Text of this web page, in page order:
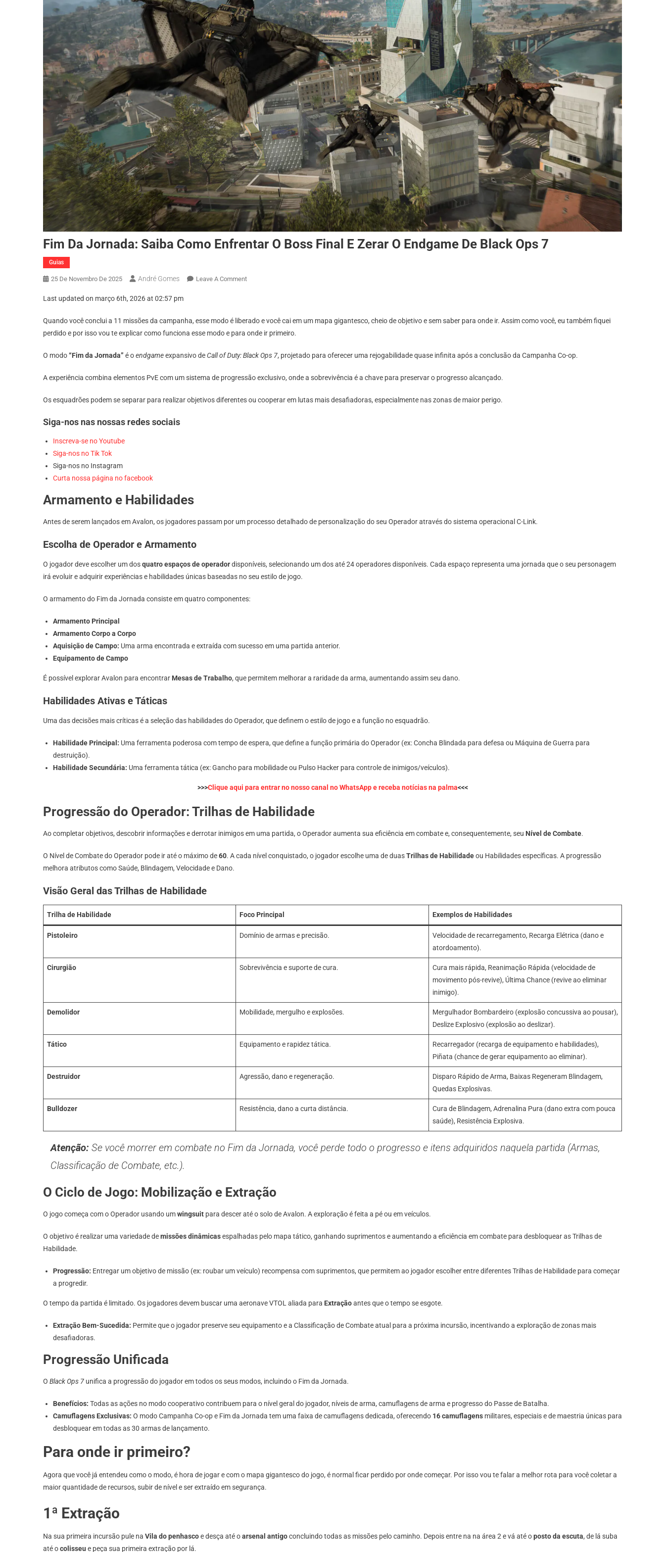
Fim Da Jornada: Saiba Como Enfrentar O Boss Final E Zerar O Endgame De Black Ops 7
Guias
25 De Novembro De 2025 André Gomes Leave A CommentOn
Saiba
Como
O
Final
Zerar
Last updated on março 6th, 2026 at 02:57 pm
Quando você conclui a 11 missões da campanha, esse modo é liberado e você cai em um mapa gigantesco, cheio de objetivo e sem saber para onde ir. Assim como você, eu também fiquei
perdido e por isso vou te explicar como funciona esse modo e para onde ir primeiro.
O modo“Fim da Jornada” é oendgameexpansivo deCall of Duty: Black Ops 7, projetado para oferecer uma rejogabilidade quase infinita após a conclusão da Campanha Co-op.
A experiência combina elementos PvE com um sistema de progressão exclusivo, onde a sobrevivência é a chave para preservar o progresso alcançado.
Os esquadrões podem se separar para realizar objetivos diferentes ou cooperar em lutas mais desafiadoras, especialmente nas zonas de maior perigo.
Siga-nos nas nossas redes sociais
Inscreva-se no Youtube
Siga-nos no Tik Tok
Siga-nos no Instagram
Curta nossa página no facebook
Armamento e Habilidades
Antes de serem lançados em Avalon, os jogadores passam por um processo detalhado de personalização do seu Operador através do sistema operacional C-Link.
Escolha de Operador e Armamento
O jogador deve escolher um dosquatro espaços de operadordisponíveis, selecionando um dos até 24 operadores disponíveis. Cada espaço representa uma jornada que o seu personagem
irá evoluir e adquirir experiências e habilidades únicas baseadas no seu estilo de jogo.
O armamento do Fim da Jornada consiste em quatro componentes:
Armamento Principal
Armamento Corpo a Corpo
Aquisição de Campo: Uma arma encontrada e extraída com sucesso em uma partida anterior.
Equipamento de Campo
É possível explorar Avalon para encontrar Mesas de Trabalho, que permitem melhorar a raridade da arma, aumentando assim seu dano.
Habilidades Ativas e Táticas
Uma das decisões mais críticas é a seleção das habilidades do Operador, que definem o estilo de jogo e a função no esquadrão.
Habilidade Principal: Uma ferramenta poderosa com tempo de espera, que define a função primária do Operador (ex: Concha Blindada para defesa ou Máquina de Guerra para
destruição).
Habilidade Secundária: Uma ferramenta tática (ex: Gancho para mobilidade ou Pulso Hacker para controle de inimigos/veículos).
>>>Clique aqui para entrar no nosso canal no WhatsApp e receba notícias na palma<<<
Progressão do Operador: Trilhas de Habilidade
Ao completar objetivos, descobrir informações e derrotar inimigos em uma partida, o Operador aumenta sua eficiência em combate e, consequentemente, seu Nível de Combate.
O Nível de Combate do Operador pode ir até o máximo de60. A cada nível conquistado, o jogador escolhe uma de duasTrilhas de Habilidadeou Habilidades específicas. A progressão
melhora atributos como Saúde, Blindagem, Velocidade e Dano.
Visão Geral das Trilhas de Habilidade
Trilha de Habilidade Foco Principal Exemplos de Habilidades
Pistoleiro Domínio de armas e precisão.
Velocidade de recarregamento, Recarga Elétrica (dano e
atordoamento).
Cirurgião Sobrevivência e suporte de cura.
Cura mais rápida, Reanimação Rápida (velocidade de
movimento pós-revive), Última Chance (revive ao eliminar
inimigo).
Demolidor Mobilidade, mergulho e explosões.
Mergulhador Bombardeiro (explosão concussiva ao pousar),
Deslize Explosivo (explosão ao deslizar).
Tático Equipamento e rapidez tática.
Recarregador (recarga de equipamento e habilidades),
Piñata (chance de gerar equipamento ao eliminar).
Destruidor Agressão, dano e regeneração.
Disparo Rápido de Arma, Baixas Regeneram Blindagem,
Quedas Explosivas.
Bulldozer Resistência, dano a curta distância.
Cura de Blindagem, Adrenalina Pura (dano extra com pouca
saúde), Resistência Explosiva.
Atenção: Se você morrer em combate no Fim da Jornada, você perde todo o progresso e itens adquiridos naquela partida (Armas,
Classificação de Combate, etc.).
O Ciclo de Jogo: Mobilização e Extração
O jogo começa com o Operador usando umwingsuit para descer até o solo de Avalon. A exploração é feita a pé ou em veículos.
O objetivo é realizar uma variedade demissões dinâmicasespalhadas pelo mapa tático, ganhando suprimentos e aumentando a eficiência em combate para desbloquear as Trilhas de
Habilidade.
Progressão: Entregar um objetivo de missão (ex: roubar um veículo) recompensa com suprimentos, que permitem ao jogador escolher entre diferentes Trilhas de Habilidade para começar
a progredir.
O tempo da partida é limitado. Os jogadores devem buscar uma aeronave VTOL aliada para Extraçãoantes que o tempo se esgote.
Extração Bem-Sucedida: Permite que o jogador preserve seu equipamento e a Classificação de Combate atual para a próxima incursão, incentivando a exploração de zonas mais
desafiadoras.
Progressão Unificada
O Black Ops 7 unifica a progressão do jogador em todos os seus modos, incluindo o Fim da Jornada.
Benefícios: Todas as ações no modo cooperativo contribuem para o nível geral do jogador, níveis de arma, camuflagens de arma e progresso do Passe de Batalha.
Camuflagens Exclusivas: O modo Campanha Co-op e Fim da Jornada tem uma faixa de camuflagens dedicada, oferecendo 16 camuflagens militares, especiais e de maestria únicas para
desbloquear em todas as 30 armas de lançamento.
Para onde ir primeiro?
Agora que você já entendeu como o modo, é hora de jogar e com o mapa gigantesco do jogo, é normal ficar perdido por onde começar. Por isso vou te falar a melhor rota para você coletar a
maior quantidade de recursos, subir de nível e ser extraído em segurança.
1ª Extração
Na sua primeira incursão pule na Vila do penhascoe desça até oarsenal antigoconcluindo todas as missões pelo caminho. Depois entre na na área 2 e vá até oposto da escuta, de lá suba
até ocolisseu e peça sua primeira extração por lá.